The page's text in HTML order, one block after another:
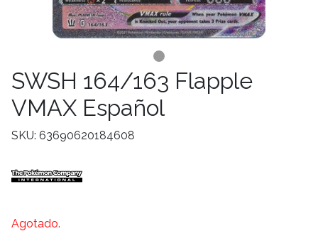
SWSH 164/163 Flapple
VMAX Español
SKU: 63690620184608
Agotado.